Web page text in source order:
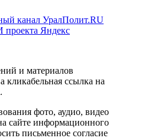
канал УралПолит.RU
проекта Яндекс
и материалов
кликабельная ссылка на
фото, аудио, видео
сайте информационного
письменное согласие